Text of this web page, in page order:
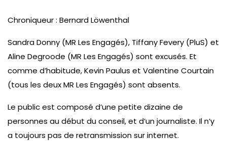
Chroniqueur : Bernard Löwenthal
Sandra Donny (MR Les Engagés), Tiffany Fevery (PluS) et
Aline Degroode (MR Les Engagés) sont excusés. Et
comme d’habitude, Kevin Paulus et Valentine Courtain
(tous les deux MR Les Engagés) sont absents.
Le public est composé d’une petite dizaine de
personnes au début du conseil, et d’un journaliste. Il n’y
a toujours pas de retransmission sur internet.